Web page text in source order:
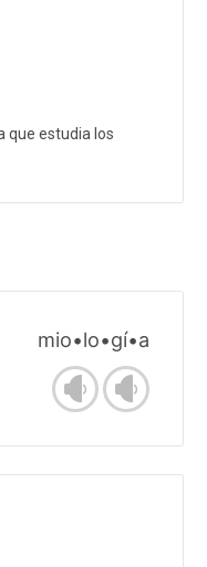
que estudia los
mio•lo•gí•a